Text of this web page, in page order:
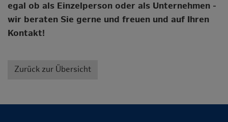
egal ob als Einzelperson oder als Unternehmen -
wir beraten Sie gerne und freuen und auf Ihren
Kontakt!
Zurück zur Übersicht